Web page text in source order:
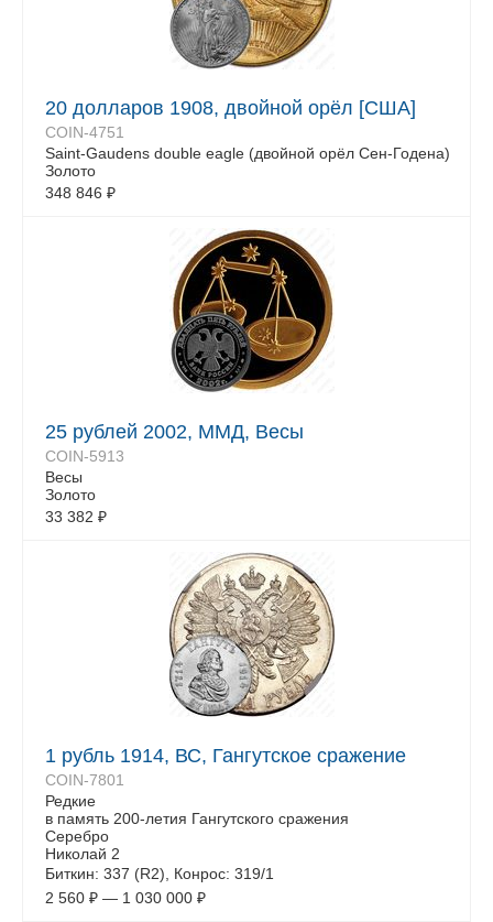
20 долларов 1908, двойной орёл [США]
COIN-4751
Saint-Gaudens double eagle (двойной орёл Сен-Годена)
Золото
348 846 ₽
25 рублей 2002, ММД, Весы
COIN-5913
Весы
Золото
33 382 ₽
1 рубль 1914, ВС, Гангутское сражение
COIN-7801
Редкие
в память 200-летия Гангутского сражения
Серебро
Николай 2
Биткин: 337 (R2), Конрос: 319/1
2 560 ₽ — 1 030 000 ₽